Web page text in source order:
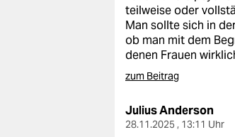
teilweise oder
Man sollte sich in
ob man mit dem
denen Frauen
zum Beitrag
Julius Anderson
28.11.2025 , 13:11 Uhr